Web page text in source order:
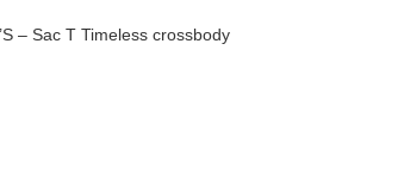
– Sac T Timeless crossbody